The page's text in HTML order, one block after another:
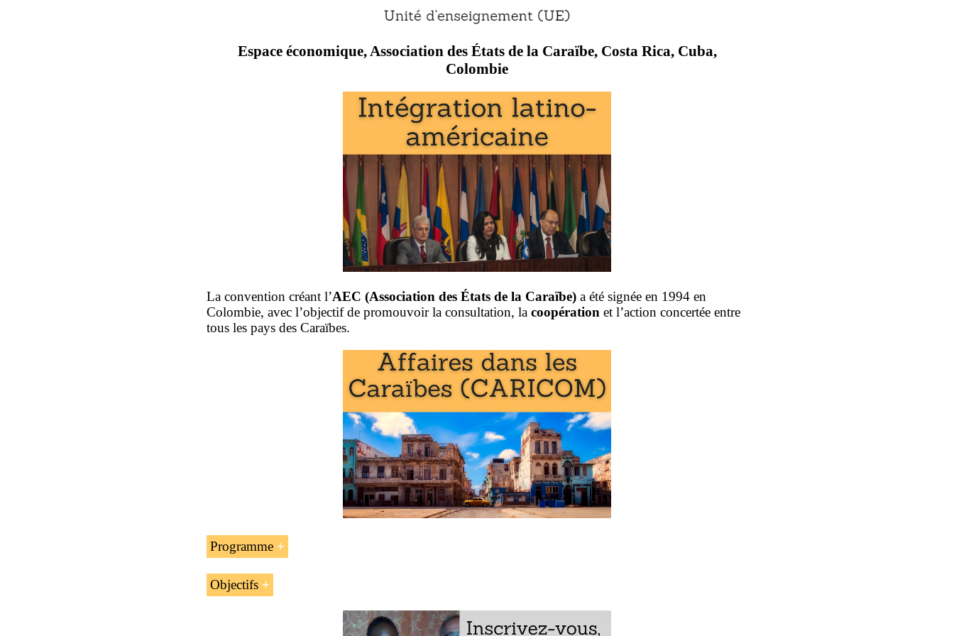
Espace économique, Association des États de la Caraïbe, Costa Rica, Cuba,
Colombie
La convention créant l’AEC (Association des États de la Caraïbe) a été signée en 1994 en
Colombie, avec l’objectif de promouvoir la consultation, la coopération et l’action concertée entre
tous les pays des Caraïbes.
Programme
L’introduction à l’Association des États des Caraïbes (AEC)
Les États membres de l’Association des États des Caraïbes
Objectifs
Les buts de l’unité d’enseignement « l’Association des États de la Caraïbe (AEC) » sont :